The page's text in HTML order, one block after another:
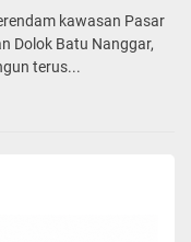
kawasan Pasar
Dolok Batu Nanggar,
terus...